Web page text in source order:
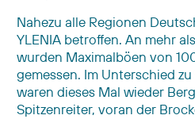
Nahezu alle Regionen
YLENIA betroffen. An mehr
wurden Maximalböen von
gemessen. Im Unterschied
waren dieses Mal wieder
Spitzenreiter, voran der